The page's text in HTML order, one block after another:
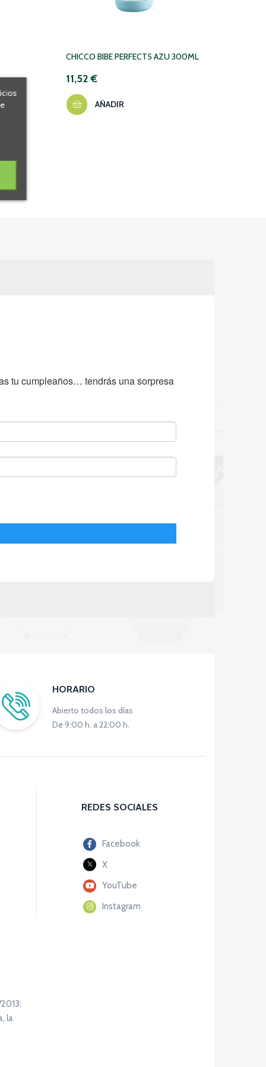
CHICCO BIBE PERFECT5 AZU 300ML
11,52 €
AÑADIR
HORARIO
Abierto todos los días
De 9:00 h. a 22:00 h.
la
REDES SOCIALES
Facebook
X
YouTube
Instagram